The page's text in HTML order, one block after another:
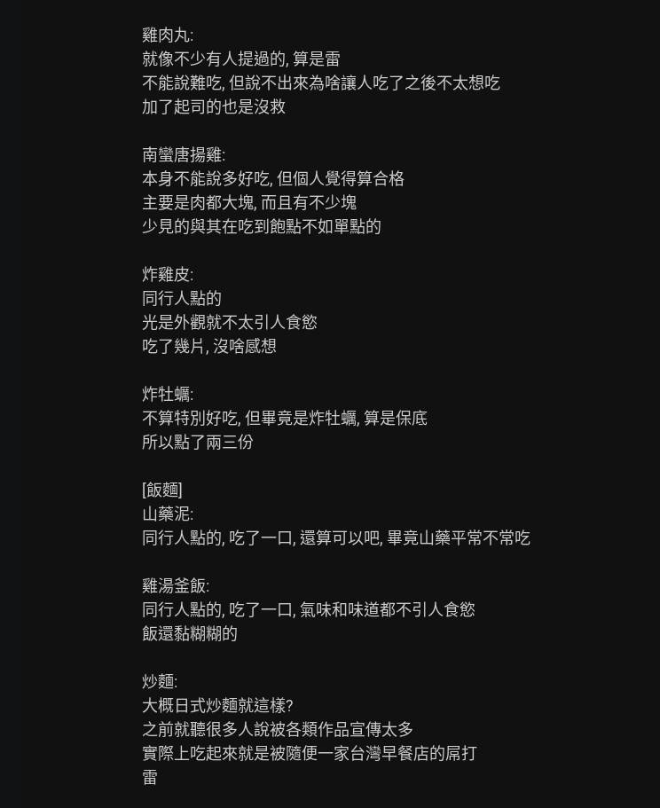
雞肉丸:
就像不少有人提過的, 算是雷
不能說難吃, 但說不出來為啥讓人吃了之後不太想吃
加了起司的也是沒救
南蠻唐揚雞:
本身不能說多好吃, 但個人覺得算合格
主要是肉都大塊, 而且有不少塊
少見的與其在吃到飽點不如單點的
炸雞皮:
同行人點的
光是外觀就不太引人食慾
吃了幾片, 沒啥感想
炸牡蠣:
不算特別好吃, 但畢竟是炸牡蠣, 算是保底
所以點了兩三份
[飯麵]
山藥泥:
同行人點的, 吃了一口, 還算可以吧, 畢竟山藥平常不常吃
雞湯釜飯:
同行人點的, 吃了一口, 氣味和味道都不引人食慾
飯還黏糊糊的
炒麵:
大概日式炒麵就這樣?
之前就聽很多人說被各類作品宣傳太多
實際上吃起來就是被隨便一家台灣早餐店的屌打
雷